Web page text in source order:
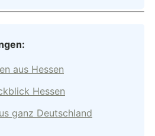
aus Hessen
Hessen
ganz Deutschland